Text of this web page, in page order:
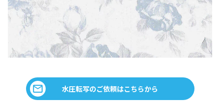
水圧転写のご依頼はこちらから